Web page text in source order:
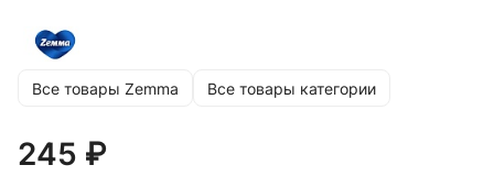
Все товары Zemma Все товары категории
245 ₽